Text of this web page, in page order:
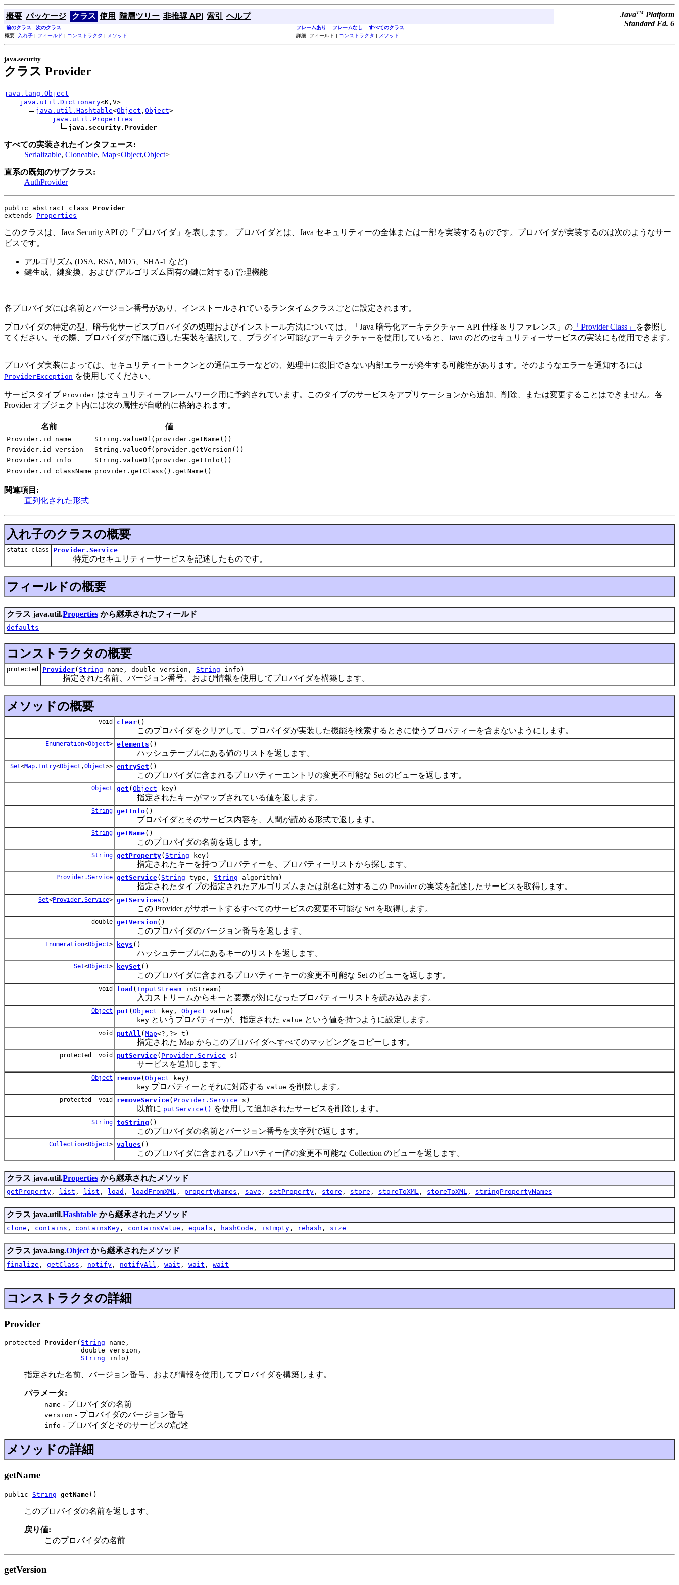
概要 パッケージ クラス 使用 階層ツリー 非推奨 API 索引 ヘルプ JavaTM Platform
Standard Ed. 6
前のクラス 次のクラス フレームあり フレームなし
すべてのクラス
概要: 入れ子 | フィールド | コンストラクタ | メソッド 詳細: フィールド | コンストラクタ | メソッド
java.security
クラス Provider
java.lang.Object
java.util.Dictionary<K,V>
java.util.Hashtable<Object , Object>
java.util.Properties
java.security.Provider
すべての実装されたインタフェース:
Serializable, Cloneable, Map<Object,Object>
直系の既知のサブクラス:
AuthProvider
public abstract class Provider
extends Properties
このクラスは、Java Security API の「プロバイダ」を表します。 プロバイダとは、Java セキュリティーの全体または一部を実装するものです。プロバイダが実装するのは次のようなサー
ビスです。
アルゴリズム (DSA, RSA, MD5、SHA-1 など)
鍵生成、鍵変換、および (アルゴリズム固有の鍵に対する) 管理機能
各プロバイダには名前とバージョン番号があり、インストールされているランタイムクラスごとに設定されます。
プロバイダの特定の型、暗号化サービスプロバイダの処理およびインストール方法については、「Java 暗号化アーキテクチャー API 仕様 & リファレンス」の 「Provider Class」
を参照し
てください。その際、プロバイダが下層に適した実装を選択して、プラグイン可能なアーキテクチャーを使用していると、Java のどのセキュリティーサービスの実装にも使用できます。
プロバイダ実装によっては、セキュリティートークンとの通信エラーなどの、処理中に復旧できない内部エラーが発生する可能性があります。そのようなエラーを通知するには
ProviderException を使用してください。
サービスタイプ Provider はセキュリティーフレームワーク用に予約されています。このタイプのサービスをアプリケーションから追加、削除、または変更することはできません。各
Provider オブジェクト内には次の属性が自動的に格納されます。
名前 値
Provider.id name
String.valueOf(provider.getName())
Provider.id version
String.valueOf(provider.getVersion())
Provider.id info
String.valueOf(provider.getInfo())
Provider.id className provider.getClass().getName()
関連項目:
直列化された形式
入れ子のクラスの概要
static class Provider.Service
特定のセキュリティーサービスを記述したものです。
フィールドの概要
クラス java.util.Properties から継承されたフィールド
defaults
コンストラクタの概要
protected Provider( String name, double version, String info)
指定された名前、バージョン番号、および情報を使用してプロバイダを構築します。
メソッドの概要
void clear()
このプロバイダをクリアして、プロバイダが実装した機能を検索するときに使うプロパティーを含まないようにします。
Enumeration<Object> elements ()
ハッシュテーブルにある値のリストを返します。
Set<Map.Entry<Object ,Object>> entrySet ()
このプロバイダに含まれるプロパティーエントリの変更不可能な Set のビューを返します。
Object get ( Object key)
指定されたキーがマップされている値を返します。
String getInfo()
プロバイダとそのサービス内容を、人間が読める形式で返します。
String getName()
このプロバイダの名前を返します。
String getProperty( String key)
指定されたキーを持つプロパティーを、プロパティーリストから探します。
Provider.Service getService( String type, String algorithm)
指定されたタイプの指定されたアルゴリズムまたは別名に対するこの Provider の実装を記述したサービスを取得します。
Set<Provider.Service> getServices ()
この Provider がサポートするすべてのサービスの変更不可能な Set を取得します。
double getVersion ()
このプロバイダのバージョン番号を返します。
Enumeration<Object> keys ()
ハッシュテーブルにあるキーのリストを返します。
Set<Object> keySet ()
このプロバイダに含まれるプロパティーキーの変更不可能な Set のビューを返します。
void load ( InputStream inStream)
入力ストリームからキーと要素が対になったプロパティーリストを読み込みます。
Object put ( Object key, Object value)
key というプロパティーが、指定された value という値を持つように設定します。
void putAll ( Map<?,?> t)
指定された Map からこのプロバイダへすべてのマッピングをコピーします。
protected void putService( Provider.Service s)
サービスを追加します。
Object remove( Object key)
key プロパティーとそれに対応する value を削除します。
protected void removeService( Provider.Service s)
以前に putService() を使用して追加されたサービスを削除します。
String toString ()
このプロバイダの名前とバージョン番号を文字列で返します。
Collection<Object> values ()
このプロバイダに含まれるプロパティー値の変更不可能な Collection のビューを返します。
クラス java.util.Properties から継承されたメソッド
getProperty , list , list , load , loadFromXML , propertyNames , save , setProperty , store , store , storeToXML , storeToXML , stringPropertyNames
クラス java.util.Hashtable から継承されたメソッド
clone , contains , containsKey , containsValue , equals , hashCode , isEmpty , rehash , size
クラス java.lang.Object から継承されたメソッド
finalize , getClass , notify , notifyAll , wait , wait , wait
コンストラクタの詳細
Provider
protected Provider( String name,
                   double version,
String info)
指定された名前、バージョン番号、および情報を使用してプロバイダを構築します。
パラメータ:
name - プロバイダの名前
version - プロバイダのバージョン番号
info - プロバイダとそのサービスの記述
メソッドの詳細
getName
public String getName()
このプロバイダの名前を返します。
戻り値:
このプロバイダの名前
getVersion